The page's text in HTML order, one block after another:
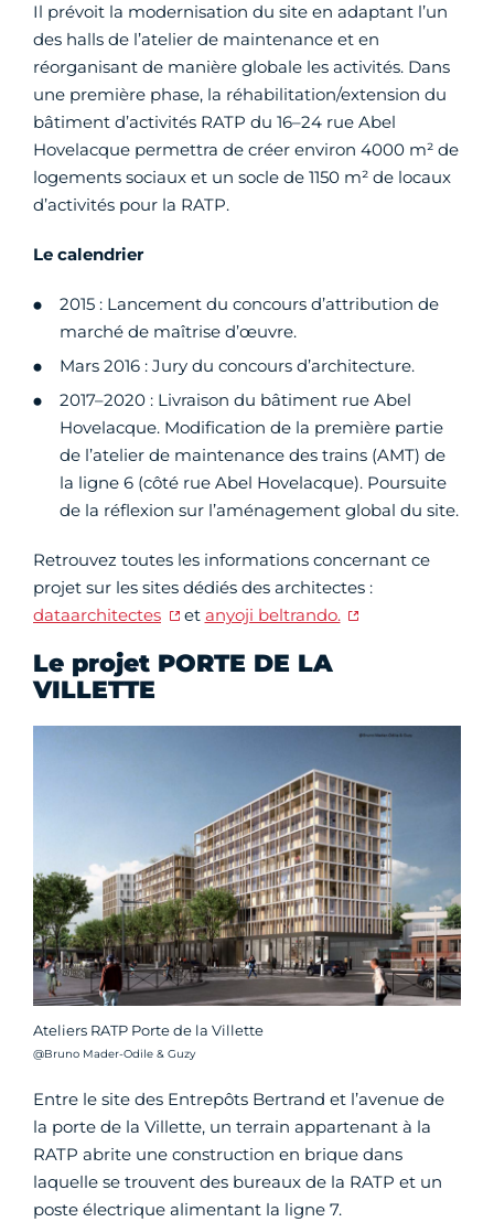
Il prévoit la modernisation du site en adaptant l’un
des halls de l’atelier de maintenance et en
réorganisant de manière globale les activités. Dans
une première phase, la réhabilitation/extension du
bâtiment d’activités RATP du 16–24 rue Abel
Hovelacque permettra de créer environ 4000 m² de
logements sociaux et un socle de 1150 m² de locaux
d’activités pour la RATP.
Le calendrier
2015 : Lancement du concours d’attribution de
marché de maîtrise d’œuvre.
Mars 2016 : Jury du concours d’architecture.
2017–2020 : Livraison du bâtiment rue Abel
Hovelacque. Modification de la première partie
de l’atelier de maintenance des trains (AMT) de
la ligne 6 (côté rue Abel Hovelacque). Poursuite
de la réflexion sur l’aménagement global du site.
Retrouvez toutes les informations concernant ce
projet sur les sites dédiés des architectes :
dataarchitectes
et anyoji beltrando.
Le projet PORTE DE LA
VILLETTE
Ateliers RATP Porte de la Villette
Crédit photo :
@Bruno Mader-Odile & Guzy
Entre le site des Entrepôts Bertrand et l’avenue de
la porte de la Villette, un terrain appartenant à la
RATP abrite une construction en brique dans
laquelle se trouvent des bureaux de la RATP et un
poste électrique alimentant la ligne 7.